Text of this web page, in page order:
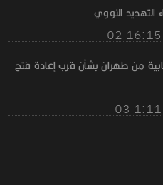
النووي
من طهران بشأن قرب إعادة فتح